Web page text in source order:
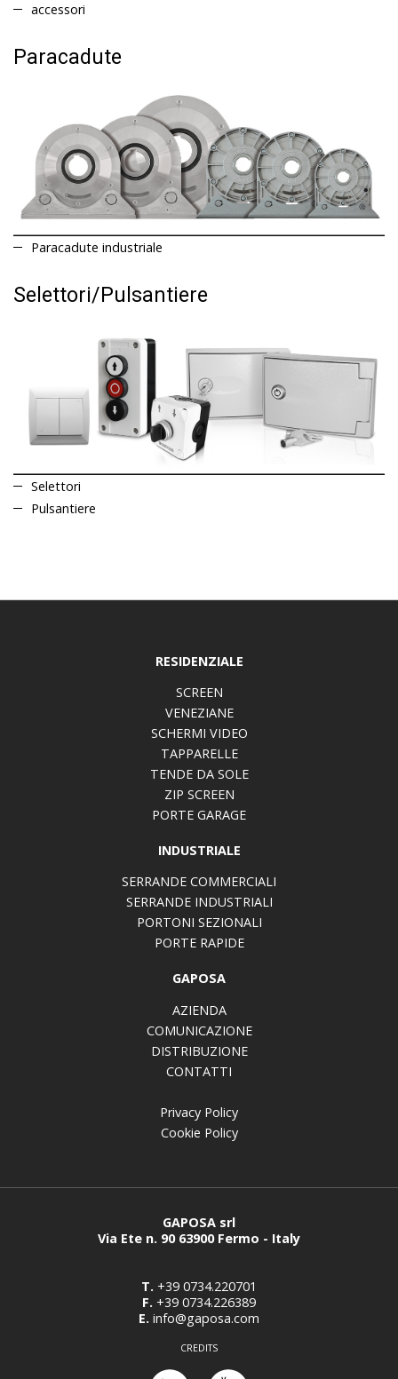
accessori
Paracadute
Paracadute industriale
Selettori/Pulsantiere
Selettori
Pulsantiere
RESIDENZIALE
SCREEN
VENEZIANE
SCHERMI VIDEO
TAPPARELLE
TENDE DA SOLE
ZIP SCREEN
PORTE GARAGE
INDUSTRIALE
SERRANDE COMMERCIALI
SERRANDE INDUSTRIALI
PORTONI SEZIONALI
PORTE RAPIDE
GAPOSA
AZIENDA
COMUNICAZIONE
DISTRIBUZIONE
CONTATTI
Privacy Policy
Cookie Policy
GAPOSA srl
Via Ete n. 90 63900 Fermo - Italy
T. +39 0734.220701
F. +39 0734.226389
E. info@gaposa.com
CREDITS